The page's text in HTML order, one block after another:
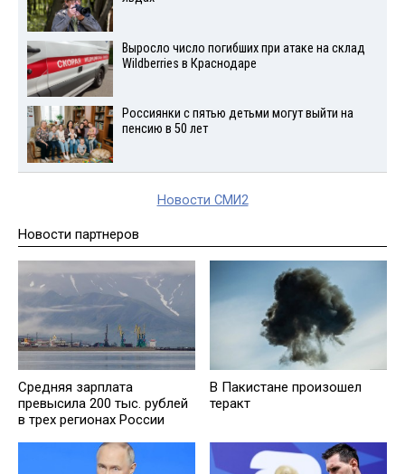
Выросло число погибших при атаке на склад
Wildberries в Краснодаре
Россиянки с пятью детьми могут выйти на
пенсию в 50 лет
Новости СМИ2
Новости партнеров
Средняя зарплата
превысила 200 тыс. рублей
в трех регионах России
В Пакистане произошел
теракт